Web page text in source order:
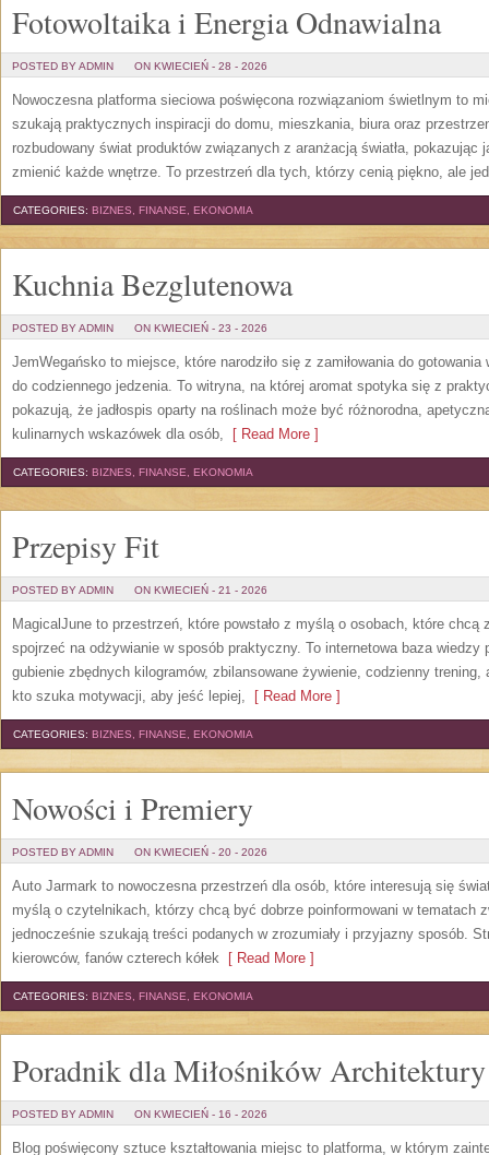
Fotowoltaika i Energia Odnawialna
POSTED BY ADMIN ON KWIECIEŃ - 28 - 2026
Nowoczesna platforma sieciowa poświęcona rozwiązaniom świetlnym to
szukają praktycznych inspiracji do domu, mieszkania, biura oraz
rozbudowany świat produktów związanych z aranżacją światła, pokazując
zmienić każde wnętrze. To przestrzeń dla tych, którzy cenią piękno, ale
CATEGORIES: BIZNES, FINANSE, EKONOMIA
Kuchnia Bezglutenowa
POSTED BY ADMIN ON KWIECIEŃ - 23 - 2026
JemWegańsko to miejsce, które narodziło się z zamiłowania do
do codziennego jedzenia. To witryna, na której aromat spotyka się z
pokazują, że jadłospis oparty na roślinach może być różnorodna,
kulinarnych wskazówek dla osób, [ Read More ]
CATEGORIES: BIZNES, FINANSE, EKONOMIA
Przepisy Fit
POSTED BY ADMIN ON KWIECIEŃ - 21 - 2026
MagicalJune to przestrzeń, które powstało z myślą o osobach, które
spojrzeć na odżywianie w sposób praktyczny. To internetowa baza
gubienie zbędnych kilogramów, zbilansowane żywienie, codzienny
kto szuka motywacji, aby jeść lepiej, [ Read More ]
CATEGORIES: BIZNES, FINANSE, EKONOMIA
Nowości i Premiery
POSTED BY ADMIN ON KWIECIEŃ - 20 - 2026
Auto Jarmark to nowoczesna przestrzeń dla osób, które interesują się
myślą o czytelnikach, którzy chcą być dobrze poinformowani w tematach
jednocześnie szukają treści podanych w zrozumiały i przyjazny sposób.
kierowców, fanów czterech kółek [ Read More ]
CATEGORIES: BIZNES, FINANSE, EKONOMIA
Poradnik dla Miłośników Architektury
POSTED BY ADMIN ON KWIECIEŃ - 16 - 2026
Blog poświęcony sztuce kształtowania miejsc to platforma, w którym